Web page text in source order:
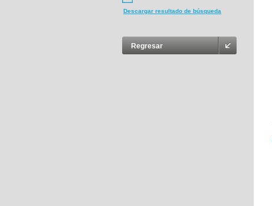
Descargar resultado de búsqueda
Regresar